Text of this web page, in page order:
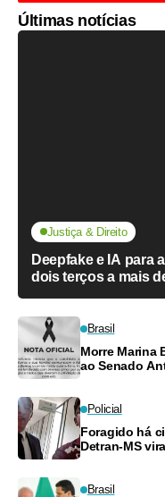
Últimas notícias
Justiça & Direito
Deepfake e IA para
dois terços a mais
Brasil
Morre Marina
ao Senado
Policial
Foragido há
Detran-MS
Brasil